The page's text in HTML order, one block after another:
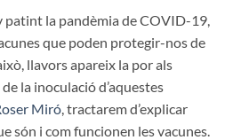
patint la pandèmia de COVID-19,
que poden protegir-nos de
llavors apareix la por als
la inoculació d’aquestes
Miró , tractarem d’explicar
són i com funcionen les vacunes.